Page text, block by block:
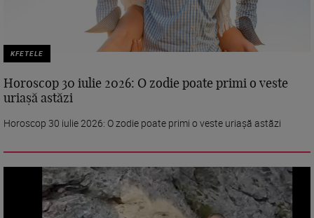
KFETELE
Horoscop 30 iulie 2026: O zodie poate primi o veste
uriașă astăzi
Horoscop 30 iulie 2026: O zodie poate primi o veste uriașă astăzi